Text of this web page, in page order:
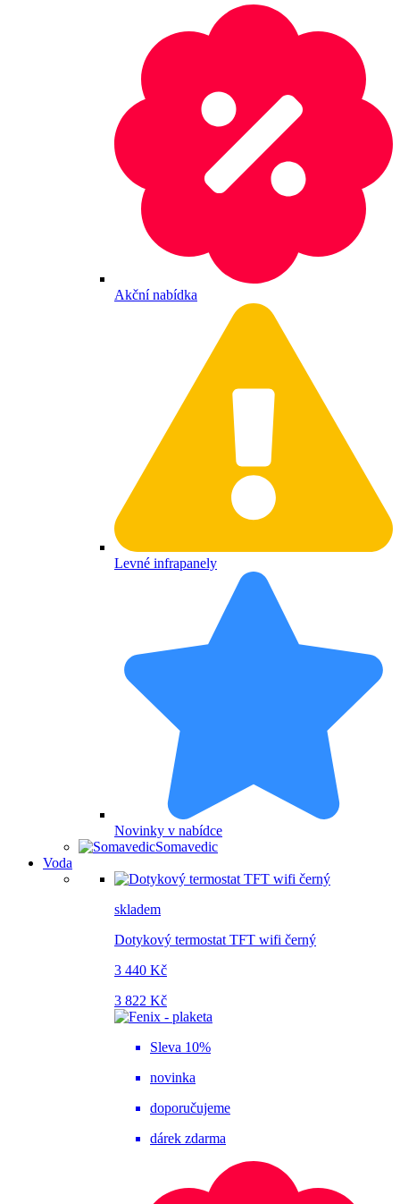
Akční nabídka
Levné infrapanely
Novinky v nabídce
Somavedic
Voda
skladem
Dotykový termostat TFT wifi černý
3 440 Kč
3 822 Kč
Sleva 10%
novinka
doporučujeme
dárek zdarma